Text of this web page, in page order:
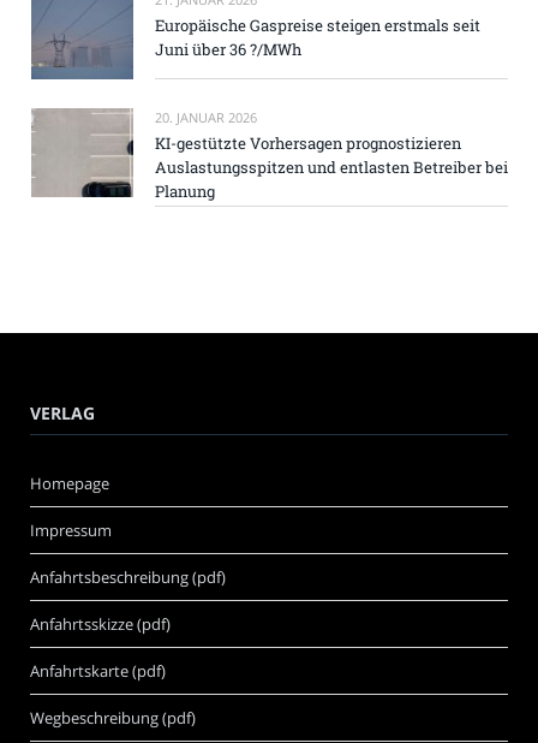
Europäische Gaspreise steigen erstmals seit
Juni über 36 ?/MWh
20. JANUAR 2026
KI-gestützte Vorhersagen prognostizieren
Auslastungsspitzen und entlasten Betreiber bei
Planung
VERLAG
Homepage
Impressum
Anfahrtsbeschreibung (pdf)
Anfahrtsskizze (pdf)
Anfahrtskarte (pdf)
Wegbeschreibung (pdf)